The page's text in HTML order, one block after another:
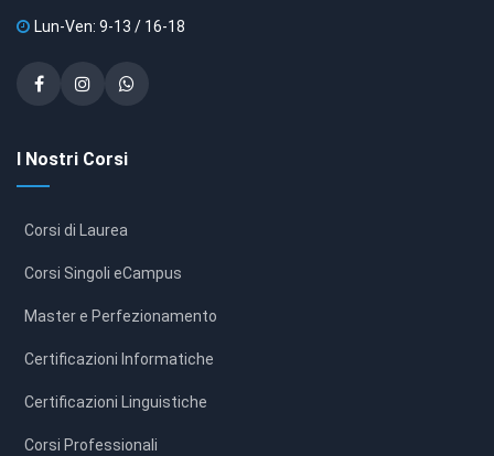
Lun-Ven: 9-13 / 16-18
I Nostri Corsi
Corsi di Laurea
Corsi Singoli eCampus
Master e Perfezionamento
Certificazioni Informatiche
Certificazioni Linguistiche
Corsi Professionali